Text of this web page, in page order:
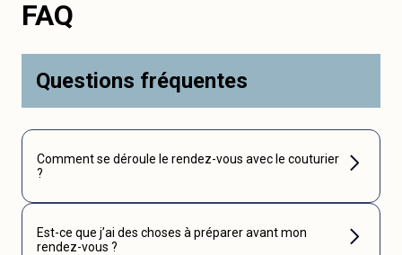
FAQ
Questions fréquentes
Comment se déroule le rendez-vous avec le couturier
?
Est-ce que j’ai des choses à préparer avant mon
rendez-vous ?